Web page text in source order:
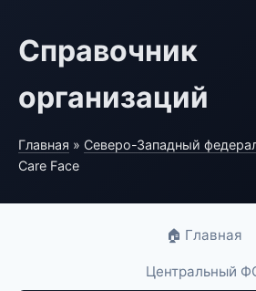
Справочник
организаций
Главная » Северо-Западный
Care Face
🏠 Главная
Центральный